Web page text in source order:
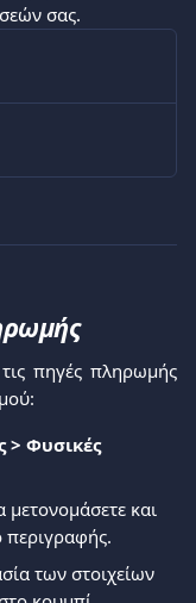
σας.
πηγές πληρωμής
> Φυσικές
μετονομάσετε και
περιγραφής.
των στοιχείων